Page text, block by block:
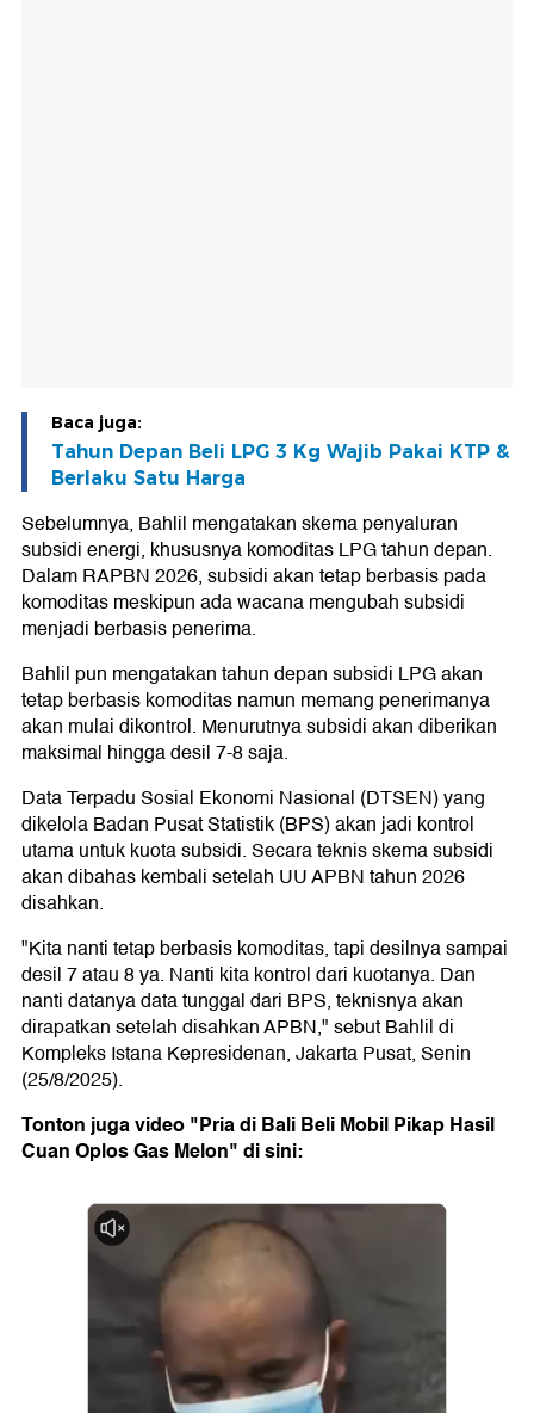
Baca juga:
Tahun Depan Beli LPG 3 Kg Wajib Pakai KTP &
Berlaku Satu Harga
Sebelumnya, Bahlil mengatakan skema penyaluran
subsidi energi, khususnya komoditas LPG tahun depan.
Dalam RAPBN 2026, subsidi akan tetap berbasis pada
komoditas meskipun ada wacana mengubah subsidi
menjadi berbasis penerima.
Bahlil pun mengatakan tahun depan subsidi LPG akan
tetap berbasis komoditas namun memang penerimanya
akan mulai dikontrol. Menurutnya subsidi akan diberikan
maksimal hingga desil 7-8 saja.
Data Terpadu Sosial Ekonomi Nasional (DTSEN) yang
dikelola Badan Pusat Statistik (BPS) akan jadi kontrol
utama untuk kuota subsidi. Secara teknis skema subsidi
akan dibahas kembali setelah UU APBN tahun 2026
disahkan.
"Kita nanti tetap berbasis komoditas, tapi desilnya sampai
desil 7 atau 8 ya. Nanti kita kontrol dari kuotanya. Dan
nanti datanya data tunggal dari BPS, teknisnya akan
dirapatkan setelah disahkan APBN," sebut Bahlil di
Kompleks Istana Kepresidenan, Jakarta Pusat, Senin
(25/8/2025).
Tonton juga video "Pria di Bali Beli Mobil Pikap Hasil
Cuan Oplos Gas Melon" di sini: